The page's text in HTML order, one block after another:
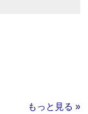
もっと見る »